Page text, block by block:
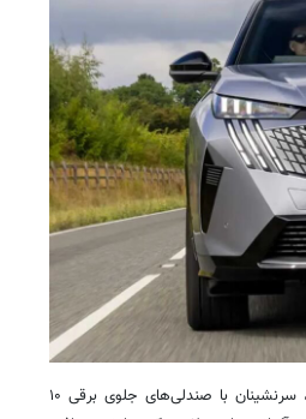
اما جذابیت‌های تیپ GT پریمیوم به قدرت خلاصه نمی‌شود. در داخل کابین، سرنشینان با صندلی‌های جلوی برقی ۱۰